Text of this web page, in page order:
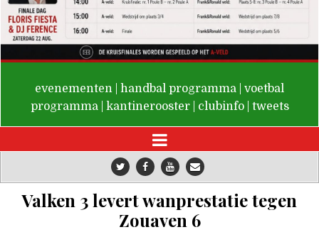
De Valken
evenementen handbal programma
voetbal
programma
kantinerooster clubinfo tweets
Valken 3 levert wanprestatie tegen
Zouaven 6